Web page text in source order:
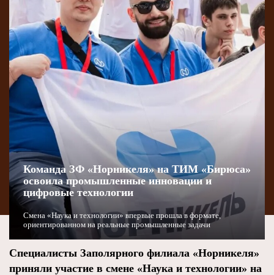
Команда ЗФ «Норникеля» на ТИМ «Бирюса»
освоила промышленные инновации и
цифровые технологии
Смена «Наука и технологии» впервые прошла в формате,
ориентированном на реальные промышленные задачи
Специалисты Заполярного филиала «Норникеля»
приняли участие в смене «Наука и технологии» на